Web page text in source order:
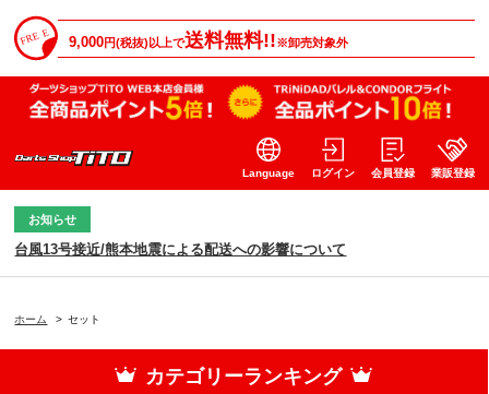
9,000円(税抜)以上で送料無料!!※卸売対象外
Language ログイン 会員登録 業販登録
お知らせ
台風13号接近/熊本地震による配送への影響について
ホーム > セット
カテゴリーランキング